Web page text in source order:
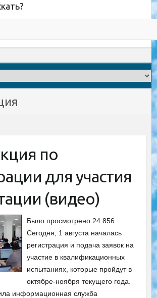
по
для участия
(видео)
Было просмотрено 24 856
Сегодня, 1 августа началась
регистрация и подача заявок на
участие в квалификационных
испытаниях, которые пройдут в
октябре-ноября текущего года.
информационная служба